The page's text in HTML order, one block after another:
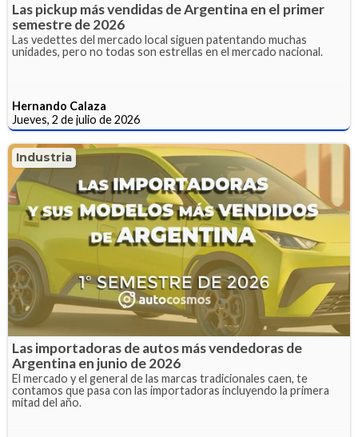
Las pickup más vendidas de Argentina en el primer
semestre de 2026
Las vedettes del mercado local siguen patentando muchas
unidades, pero no todas son estrellas en el mercado nacional.
Hernando Calaza
Jueves, 2 de julio de 2026
Industria
Las importadoras de autos más vendedoras de
Argentina en junio de 2026
El mercado y el general de las marcas tradicionales caen, te
contamos que pasa con las importadoras incluyendo la primera
mitad del año.